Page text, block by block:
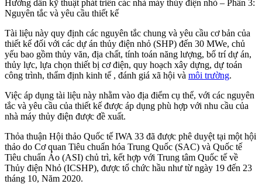
Hướng dẫn kỹ thuật phát triển các nhà máy thủy điện nhỏ – Phần 3:
Nguyên tắc và yêu cầu thiết kế
Tài liệu này quy định các nguyên tắc chung và yêu cầu cơ bản của
thiết kế đối với các dự án thủy điện nhỏ (SHP) đến 30 MWe, chủ
yếu bao gồm thủy văn, địa chất, tính toán năng lượng, bố trí dự án,
thủy lực, lựa chọn thiết bị cơ điện, quy hoạch xây dựng, dự toán
công trình, thẩm định kinh tế , đánh giá xã hội và môi trường.
Việc áp dụng tài liệu này nhằm vào địa điểm cụ thể, với các nguyên
tắc và yêu cầu của thiết kế được áp dụng phù hợp với nhu cầu của
nhà máy thủy điện được đề xuất.
Thỏa thuận Hội thảo Quốc tế IWA 33 đã được phê duyệt tại một hội
thảo do Cơ quan Tiêu chuẩn hóa Trung Quốc (SAC) và Quốc tế
Tiêu chuẩn Áo (ASI) chủ trì, kết hợp với Trung tâm Quốc tế về
Thủy điện Nhỏ (ICSHP), được tổ chức hầu như từ ngày 19 đến 23
tháng 10, Năm 2020.